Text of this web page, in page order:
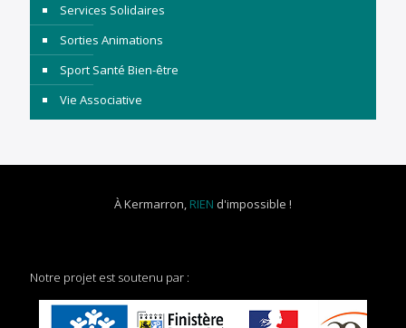
Services Solidaires
Sorties Animations
Sport Santé Bien-être
Vie Associative
À Kermarron, RIEN d'impossible !
Notre projet est soutenu par :